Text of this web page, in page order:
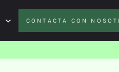
CONTACTA CON